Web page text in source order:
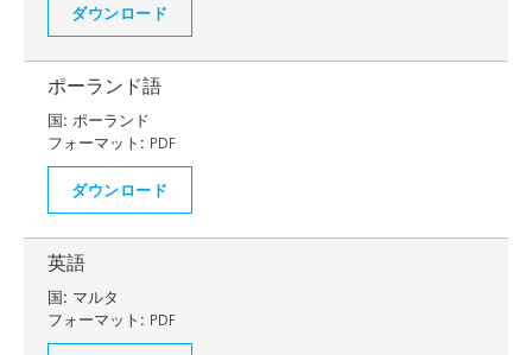
ダウンロード
ポーランド語
国: ポーランド
フォーマット: PDF
ダウンロード
英語
国: マルタ
フォーマット: PDF